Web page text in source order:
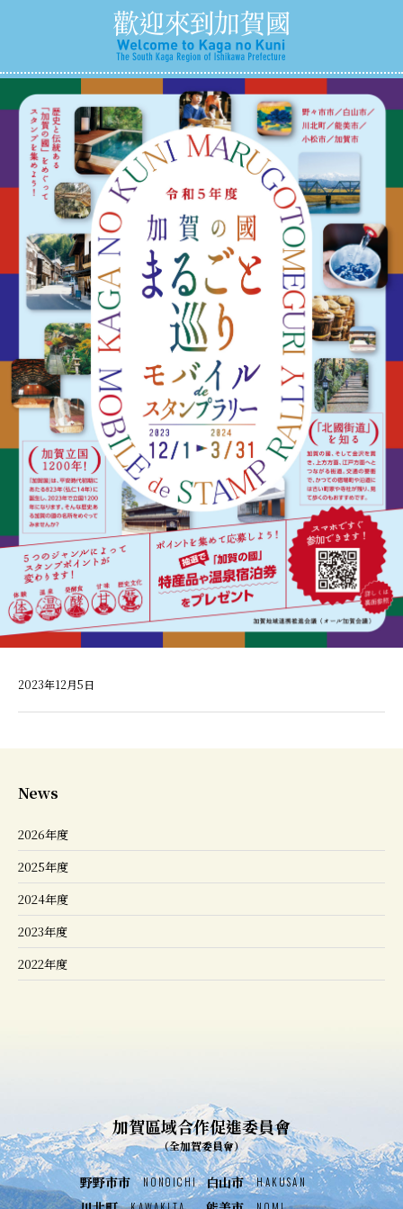
2023年12月5日
News
2026年度
2025年度
2024年度
2023年度
2022年度
加賀區域合作促進委員會
（全加賀委員會）
野野市市 NONOICHI 白山市 HAKUSAN